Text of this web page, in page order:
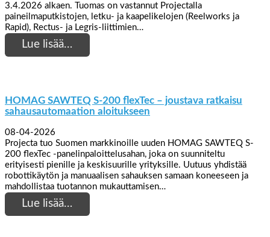
3.4.2026 alkaen. Tuomas on vastannut Projectalla
paineilmaputkistojen, letku- ja kaapelikelojen (Reelworks ja
Rapid), Rectus- ja Legris-liittimien…
Lue lisää…
HOMAG SAWTEQ S-200 flexTec – joustava ratkaisu
sahausautomaation aloitukseen
08-04-2026
Projecta tuo Suomen markkinoille uuden HOMAG SAWTEQ S-
200 flexTec -panelinpaloittelusahan, joka on suunniteltu
erityisesti pienille ja keskisuurille yrityksille. Uutuus yhdistää
robottikäytön ja manuaalisen sahauksen samaan koneeseen ja
mahdollistaa tuotannon mukauttamisen…
Lue lisää…